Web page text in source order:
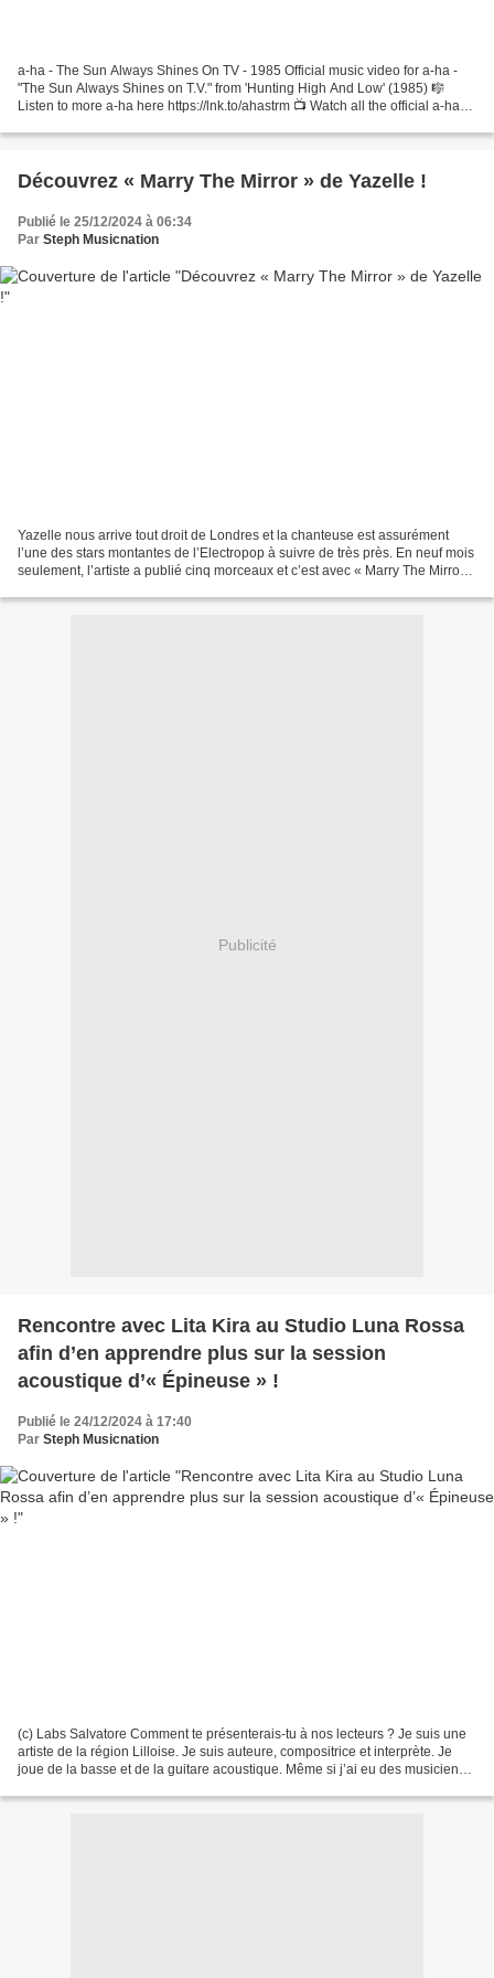
a-ha - The Sun Always Shines On TV - 1985 Official music video for a-ha -
"The Sun Always Shines on T.V." from 'Hunting High And Low' (1985) 🎼
Listen to more a-ha here https://lnk.to/ahastrm 📺 Watch all the official a-ha
Découvrez « Marry The Mirror » de Yazelle !
Publié le 25/12/2024 à 06:34
Par Steph Musicnation
Yazelle nous arrive tout droit de Londres et la chanteuse est assurément
l’une des stars montantes de l’Electropop à suivre de très près. En neuf mois
seulement, l’artiste a publié cinq morceaux et c’est avec « Marry The Mirror »
Publicité
Rencontre avec Lita Kira au Studio Luna Rossa
afin d’en apprendre plus sur la session
acoustique d’« Épineuse » !
Publié le 24/12/2024 à 17:40
Par Steph Musicnation
(c) Labs Salvatore Comment te présenterais-tu à nos lecteurs ? Je suis une
artiste de la région Lilloise. Je suis auteure, compositrice et interprète. Je
joue de la basse et de la guitare acoustique. Même si j’ai eu des musiciens